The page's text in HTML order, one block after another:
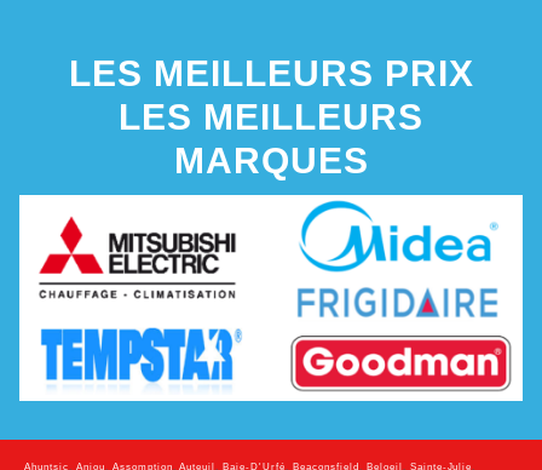
LES MEILLEURS PRIX
LES MEILLEURS
MARQUES
Ahuntsic, Anjou, Assomption,Auteuil, Baie-D'Urfé, Beaconsfield , Beloeil , Sainte-Julie,